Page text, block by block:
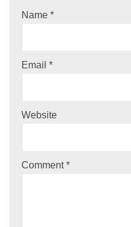
Name *
Email *
Website
Comment*